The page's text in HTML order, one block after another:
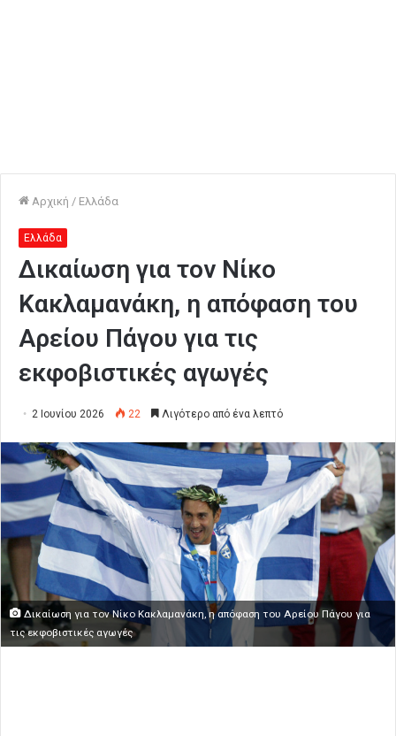
Αρχική / Ελλάδα
Ελλάδα
Δικαίωση για τον Νίκο
Κακλαμανάκη, η απόφαση του
Αρείου Πάγου για τις
εκφοβιστικές αγωγές
2 Ιουνίου 2026 22 Λιγότερο από ένα λεπτό
Δικαίωση για τον Νίκο Κακλαμανάκη, η απόφαση του Αρείου Πάγου για
τις εκφοβιστικές αγωγές